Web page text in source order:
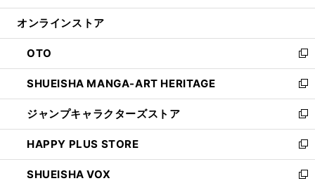
開
ン
ウ
で
開
く
ウ
ン
ド
ウ
で
開
く
オンラインストア
OTO
新
し
い
ウ
ィ
ン
ド
ウ
で
SHUEISHA MANGA-ART HERITAGE
新
し
い
ウ
ィ
ン
ド
ジャンプキャラクターズストア
新
し
い
ウ
ィ
HAPPY PLUS STORE
新
し
い
SHUEISHA VOX
新